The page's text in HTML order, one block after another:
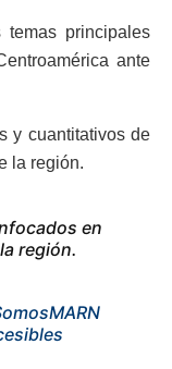
principales
ante
y cuantitativos de
la región.
en
región.